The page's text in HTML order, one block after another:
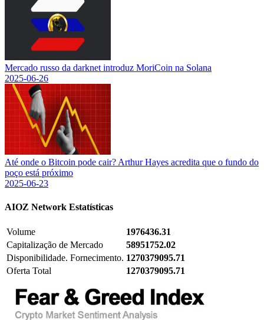
Mercado russo da darknet introduz MoriCoin na Solana
2025-06-26
Até onde o Bitcoin pode cair? Arthur Hayes acredita que o fundo do
poço está próximo
2025-06-23
AIOZ Network Estatísticas
Volume
1976436.31
Capitalização de Mercado
58951752.02
Disponibilidade. Fornecimento. 1270379095.71
Oferta Total
1270379095.71